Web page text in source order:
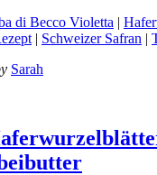
di Becco Violetta |
| Schweizer Safran |
Sarah